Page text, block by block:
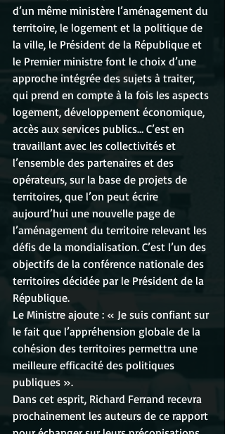
d’un même ministère l’aménagement du
territoire, le logement et la politique de
la ville, le Président de la République et
le Premier ministre font le choix d’une
approche intégrée des sujets à traiter,
qui prend en compte à la fois les aspects
logement, développement économique,
accès aux services publics… C’est en
travaillant avec les collectivités et
l’ensemble des partenaires et des
opérateurs, sur la base de projets de
territoires, que l’on peut écrire
aujourd’hui une nouvelle page de
l’aménagement du territoire relevant les
défis de la mondialisation. C’est l’un des
objectifs de la conférence nationale des
territoires décidée par le Président de la
République.
Le Ministre ajoute : « Je suis confiant sur
le fait que l’appréhension globale de la
cohésion des territoires permettra une
meilleure efficacité des politiques
publiques ».
Dans cet esprit, Richard Ferrand recevra
prochainement les auteurs de ce rapport